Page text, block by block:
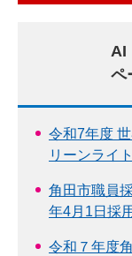
AI
ペ
令和7年度
リーンライ
角田市職員
年4月1日採用
令和７年度